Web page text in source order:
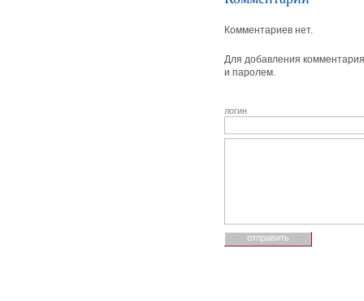
Комментариев нет.
Для добавления
и паролем.
логин